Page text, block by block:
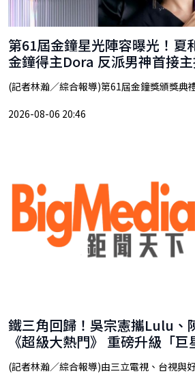
第61屆金鐘星光陣容曝光！夏
金鐘得主Dora 反派男神首接
(記者林瀚／綜合報導)第61屆金鐘獎頒獎典
2026-08-06 20:46
鐵三角回歸！吳宗憲攜Lulu、
《超級大熱門》 重磅升級「巨
(記者林瀚／綜合報導)由三立電視、台視與